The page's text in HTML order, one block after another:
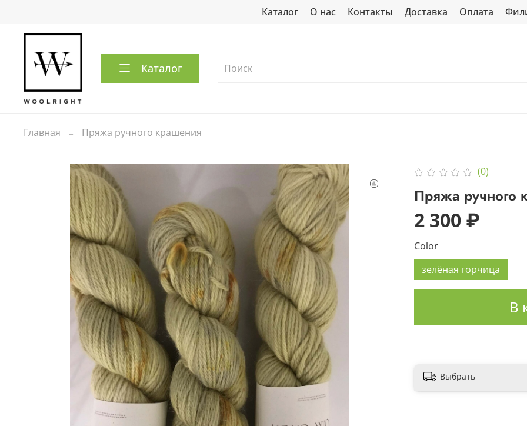
Каталог О нас Контакты Доставка Оплата
Каталог
Главная Пряжа ручного крашения
(0)
Пряжа ручного
2 300 ₽
В
Color
зелёная горчица
Выбрать